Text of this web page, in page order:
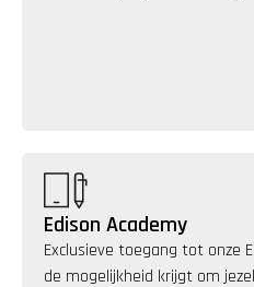
Edison Academy
Exclusieve toegang tot onze
de mogelijkheid krijgt om